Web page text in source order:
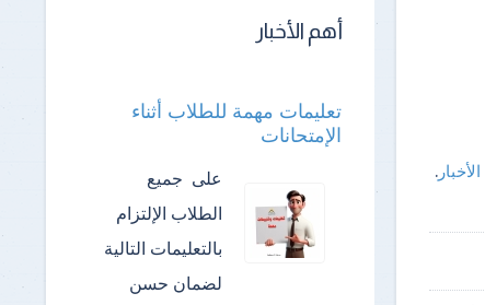
الأخبار .
أهم الأخبار
تعليمات مهمة للطلاب أثناء
الإمتحانات
على جميع
الطلاب الإلتزام
بالتعليمات التالية
لضمان حسن